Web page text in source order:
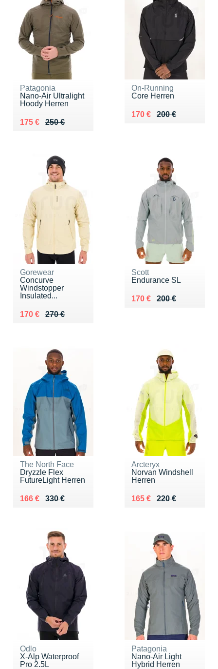
Patagonia
Nano-Air Ultralight
Hoody Herren
250 €
Au lieu de 250 €
175 €
Vendu 175 €
On-Running
Core Herren
200 €
Au lieu de 200 €
170 €
Vendu 170 €
Gorewear
Concurve
Windstopper
Insulated...
270 €
Au lieu de 270 €
170 €
Vendu 170 €
Scott
Endurance SL
200 €
Au lieu de 200 €
170 €
Vendu 170 €
The North Face
Dryzzle Flex
FutureLight Herren
330 €
Au lieu de 330 €
166 €
Vendu 166 €
Arcteryx
Norvan Windshell
Herren
220 €
Au lieu de 220 €
165 €
Vendu 165 €
Odlo
X-Alp Waterproof
Pro 2.5L
Patagonia
Nano-Air Light
Hybrid Herren